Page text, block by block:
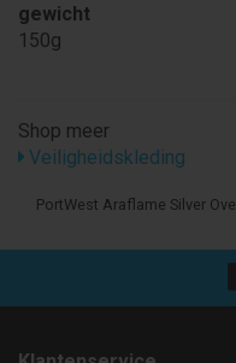
gewicht
150g
Shop meer
Veiligheidskleding
PortWest Araflame Silver